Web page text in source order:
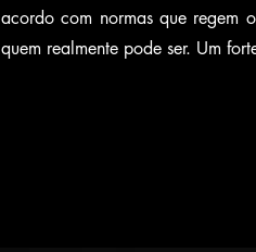
acordo com normas que regem
quem realmente pode ser. Um